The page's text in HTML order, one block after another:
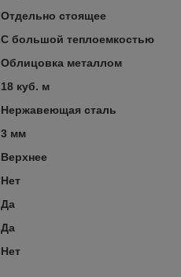
Отдельно стоящее
С большой теплоемкостью
Облицовка металлом
18 куб. м
Нержавеющая сталь
3 мм
Верхнее
Нет
Да
Да
Нет